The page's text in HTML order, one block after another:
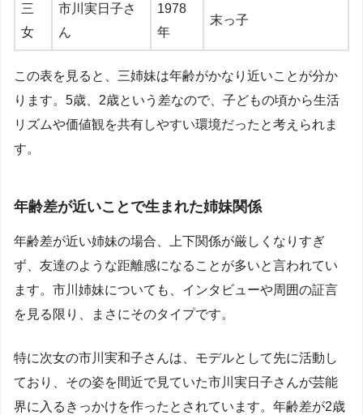
三
女
市川実日子さ
ん
1978
年
末っ子
この表を見ると、三姉妹は年齢がかなり近いことが分か
ります。5歳、2歳という差なので、子どもの頃から生活
リズムや価値観を共有しやすい環境だったと考えられま
す。
年齢差が近いことで生まれた姉妹関係
年齢差が近い姉妹の場合、上下関係が厳しくなりすぎ
ず、友達のような距離感になることが多いと言われてい
ます。市川姉妹についても、インタビューや周囲の証言
を見る限り、まさにそのタイプです。
特に次女の市川実和子さんは、モデルとして先に活動し
ており、その姿を間近で見ていた市川実日子さんが芸能
界に入るきっかけを作ったとされています。年齢差が2歳